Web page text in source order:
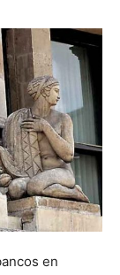
en